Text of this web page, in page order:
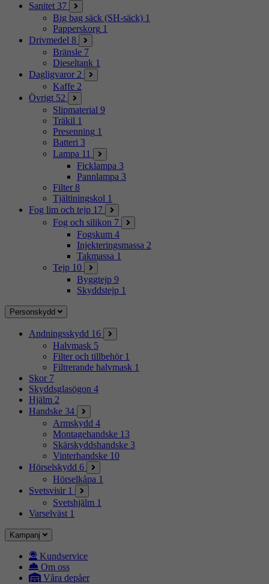
Sanitet 37
Big bag säck (SH-säck) 1
Papperskorg 1
Drivmedel 8
Bränsle 7
Dieseltank 1
Dagligvaror 2
Kaffe 2
Övrigt 52
Slipmaterial 9
Träkil 1
Presenning 1
Batteri 3
Lampa 11
Ficklampa 3
Pannlampa 3
Filter 8
Tjältiningskol 1
Fog lim och tejp 17
Fog och silikon 7
Fogskum 4
Injekteringsmassa 2
Takmassa 1
Tejp 10
Byggtejp 9
Skyddstejp 1
Personskydd
Andningsskydd 16
Halvmask 5
Filter och tillbehör 1
Filtrerande halvmask 1
Skor 7
Skyddsglasögon 4
Hjälm 2
Handske 34
Armskydd 4
Montagehandske 13
Skärskyddshandske 3
Vinterhandske 10
Hörselskydd 6
Hörselkåpa 1
Svetsvisir 1
Svetshjälm 1
Varselväst 1
Kampanj
Kundservice
Om oss
Våra depåer